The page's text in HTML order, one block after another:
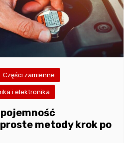
Części zamienne
i elektronika
metody krok po